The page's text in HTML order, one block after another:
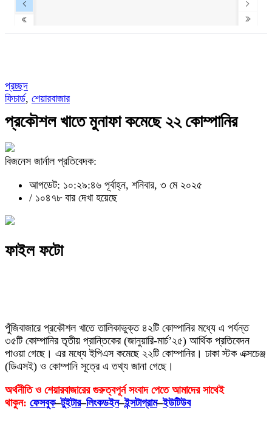
প্রচ্ছদ
ফিচার্ড, শেয়ারবাজার
প্রকৌশল খাতে মুনাফা কমেছে ২২ কোম্পানির
বিজনেস জার্নাল প্রতিবেদক:
আপডেট: ১০:২৯:৪৬ পূর্বাহ্ন, শনিবার, ৩ মে ২০২৫
/ ১০৪৭৮ বার দেখা হয়েছে
ফাইল ফটো
পুঁজিবাজারে প্রকৌশল খাতে তালিকাভুক্ত ৪২টি কোম্পানির মধ্যে এ পর্যন্ত
৩৫টি কোম্পানির তৃতীয় প্রান্তিকের (জানুয়ারি-মার্চ’২৫) আর্থিক প্রতিবেদন
পাওয়া গেছে। এর মধ্যে ইপিএস কমেছে ২২টি কোম্পানির। ঢাকা স্টক এক্সচেঞ্জ
(ডিএসই) ও কোম্পানি সূত্রে এ তথ্য জানা গেছে।
অর্থনীতি ও শেয়ারবাজারের গুরুত্বপূর্ন সংবাদ পেতে আমাদের সাথেই
থাকুন: ফেসবুক–টুইটার–লিংকডইন–ইন্সটাগ্রাম–ইউটিউব